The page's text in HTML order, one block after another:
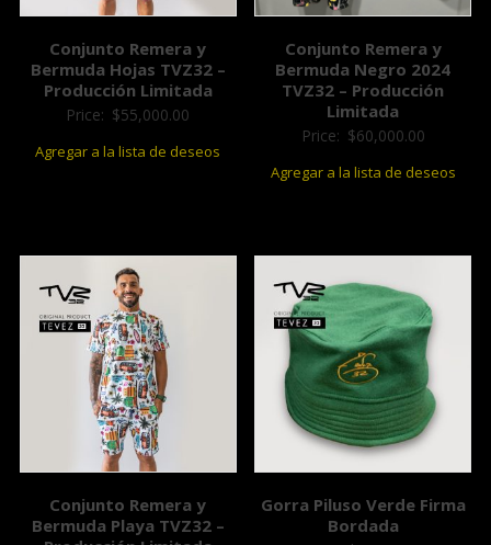
Conjunto Remera y
Bermuda Hojas TVZ32 –
Producción Limitada
Price: $55,000.00
Agregar a la lista de deseos
Conjunto Remera y
Bermuda Negro 2024
TVZ32 – Producción
Limitada
Price: $60,000.00
Agregar a la lista de deseos
Conjunto Remera y
Bermuda Playa TVZ32 –
Gorra Piluso Verde Firma
Bordada